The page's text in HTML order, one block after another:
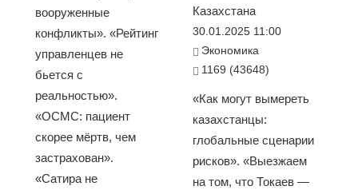
вооруженные
конфликты». «Рейтинг
управленцев не
бьется с
реальностью».
«ОСМС: пациент
скорее мёртв, чем
застрахован».
«Сатира не
Казахстана
30.01.2025 11:00
Экономика
1169 (43648)
«Как могут вымереть
казахстанцы:
глобальные сценарии
рисков». «Выезжаем
на том, что Токаев —